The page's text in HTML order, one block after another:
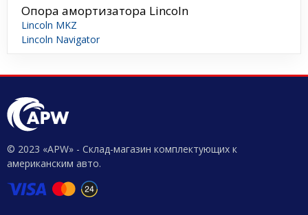
Опора амортизатора Lincoln
Lincoln MKZ
Lincoln Navigator
© 2023 «APW» - Склад-магазин комплектующих к
американским авто.